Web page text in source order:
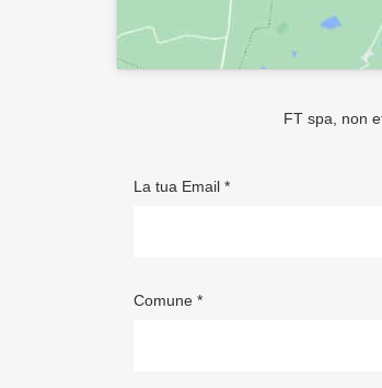
FT spa, non
La tua Email *
Comune *